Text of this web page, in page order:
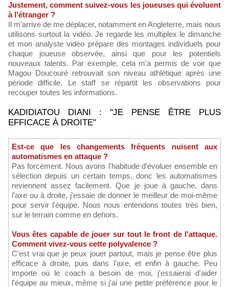
Justement, comment suivez-vous les joueuses qui évoluent
à l'étranger ?
Il m'arrive de me déplacer, notamment en Angleterre, mais nous
utilisons surtout la vidéo. Je regarde les multiplex le dimanche
et mon analyste vidéo prépare des montages individuels pour
chaque joueuse observée, ainsi que pour les potentiels
nouveaux talents. Par exemple, cela m'a permis de voir que
Magou Doucouré retrouvait son niveau athlétique après une
période difficile. Le staff se répartit les observations pour
recouper toutes les informations.
KADIDIATOU DIANI : "JE PENSE ÊTRE PLUS
EFFICACE À DROITE"
Est-ce que les changements fréquents nuisent aux
automatismes en attaque ?
Pas forcément. Nous avons l'habitude d'évoluer ensemble en
sélection depuis un certain temps, donc les automatismes
reviennent assez facilement. Que je joue à gauche, dans
l'axe ou à droite, j'essaie de donner le meilleur de moi-même
pour servir l'équipe. Nous nous entendons toutes très bien,
sur le terrain comme en dehors.
Vous êtes capable de jouer sur tout le front de l'attaque.
Comment vivez-vous cette polyvalence ?
C'est vrai que je peux jouer partout, mais je pense être plus
efficace à droite, puis dans l'axe, et enfin à gauche. Peu
importe où le coach a besoin de moi, j'essaierai d'aider
l'équipe au mieux, même si j'ai une petite préférence pour le